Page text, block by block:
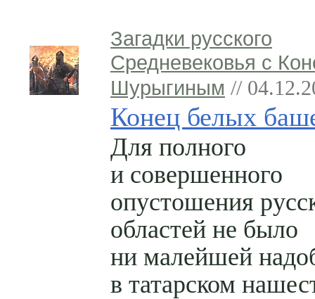
Загадки русского
Средневековья с
Шурыгиным //
Конец белых
Для полного
и совершенного
опустошения
областей не было
ни малейшей
в татарском